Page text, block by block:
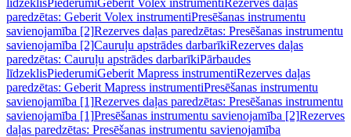
līdzeklisPiederumiGeberit Volex instrumentiRezerves daļas
paredzētas: Geberit Volex instrumentiPresēšanas instrumentu
savienojamība [2]Rezerves daļas paredzētas: Presēšanas instrumentu
savienojamība [2]Cauruļu apstrādes darbarīkiRezerves daļas
paredzētas: Cauruļu apstrādes darbarīkiPārbaudes
līdzeklisPiederumiGeberit Mapress instrumentiRezerves daļas
paredzētas: Geberit Mapress instrumentiPresēšanas instrumentu
savienojamība [1]Rezerves daļas paredzētas: Presēšanas instrumentu
savienojamība [1]Presēšanas instrumentu savienojamība [2]Rezerves
daļas paredzētas: Presēšanas instrumentu savienojamība